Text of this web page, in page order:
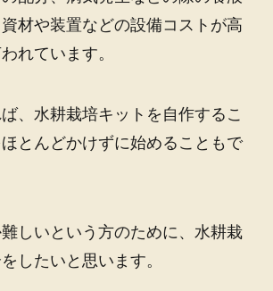
材や装置などの設備コストが高
れています。
、水耕栽培キットを自作するこ
とんどかけずに始めることもで
しいという方のために、水耕栽
したいと思います。